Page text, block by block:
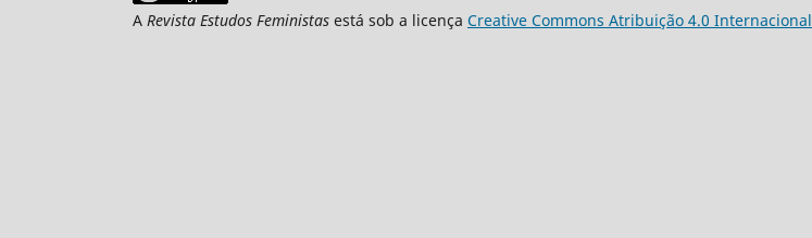
A Revista Estudos Feministas está sob a licença Creative Commons Atribuição 4.0 Internacional